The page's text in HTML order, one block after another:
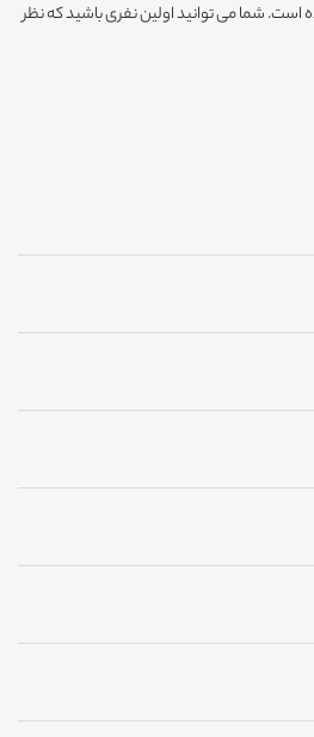
شما می توانید اولین نفری باشید که نظر